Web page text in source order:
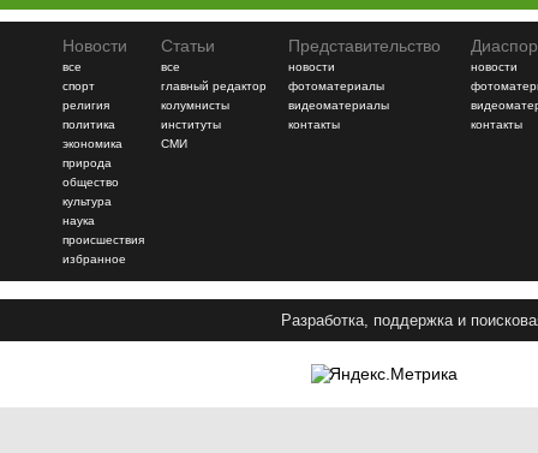
Новости
все
спорт
религия
политика
экономика
природа
общество
культура
наука
происшествия
избранное
Статьи
все
главный редактор
колумнисты
институты
СМИ
Представительство
новости
фотоматериалы
видеоматериалы
контакты
новости
контакты
Разработка, поддержка и